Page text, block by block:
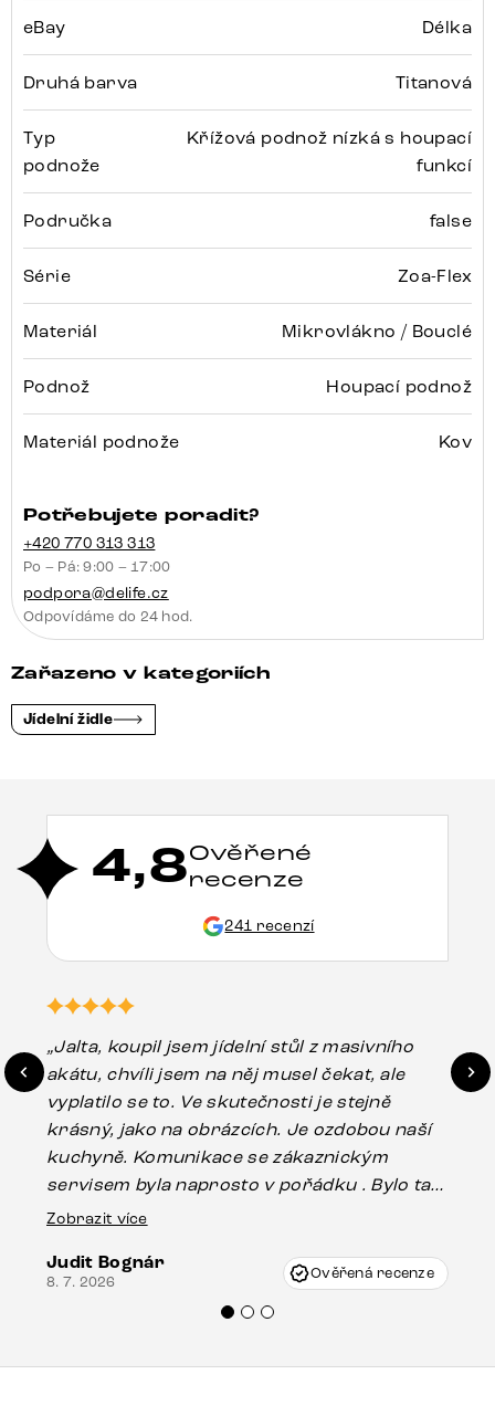
eBay Délka
Druhá barva Titanová
Typ
podnože
Křížová podnož nízká s houpací
funkcí
Područka false
Série Zoa-Flex
Materiál Mikrovlákno / Bouclé
Podnož Houpací podnož
Materiál podnože Kov
Potřebujete poradit?
+420 770 313 313
Po – Pá: 9:00 – 17:00
podpora@delife.cz
Odpovídáme do 24 hod.
Zařazeno v kategoriích
Jídelní židle
4,8Ověřené
recenze
241 recenzí
„Jalta, koupil jsem jídelní stůl z masivního
akátu, chvíli jsem na něj musel čekat, ale
vyplatilo se to. Ve skutečnosti je stejně
krásný, jako na obrázcích. Je ozdobou naší
kuchyně. Komunikace se zákaznickým
servisem byla naprosto v pořádku . Bylo tam
drobné poškození u nohy stolu, které mohlo
Vincze mi velmi korektně vyšli vstříc.
Doporučuji produkty Delife všem.“
Zobrazit více
Judit Bognár
8. 7. 2026 Ověřená recenze